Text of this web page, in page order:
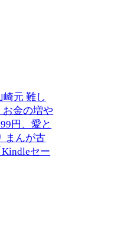
崎元 難し
お金の増や
円、愛と
まんが古
セー